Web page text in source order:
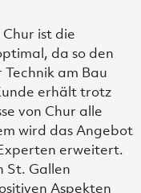
ist die
da so den
am Bau
erhält trotz
von Chur alle
wird das Angebot
erweitert.
St. Gallen
Aspekten